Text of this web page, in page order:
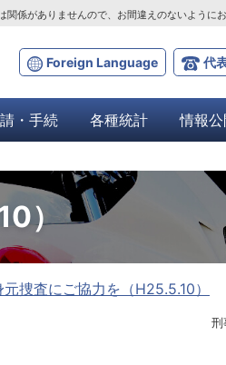
Foreign Language 代
係がありませんので、お間違えのないようにお
・手続 各種統計 情報公
）
元捜査にご協力を（H25.5.10）
刑